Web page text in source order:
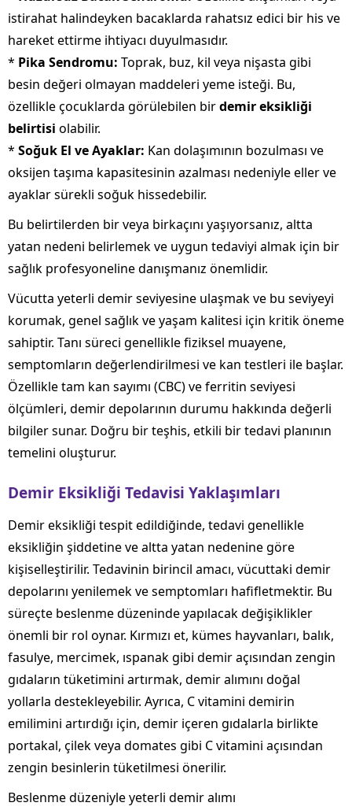
istirahat halindeyken bacaklarda rahatsız edici bir his ve
hareket ettirme ihtiyacı duyulmasıdır.
* Pika Sendromu: Toprak, buz, kil veya nişasta gibi
besin değeri olmayan maddeleri yeme isteği. Bu,
özellikle çocuklarda görülebilen birdemir eksikliği
belirtisi olabilir.
* Soğuk El ve Ayaklar: Kan dolaşımının bozulması ve
oksijen taşıma kapasitesinin azalması nedeniyle eller ve
ayaklar sürekli soğuk hissedebilir.
Bu belirtilerden bir veya birkaçını yaşıyorsanız, altta
yatan nedeni belirlemek ve uygun tedaviyi almak için bir
sağlık profesyoneline danışmanız önemlidir.
Vücutta yeterli demir seviyesine ulaşmak ve bu seviyeyi
korumak, genel sağlık ve yaşam kalitesi için kritik öneme
sahiptir. Tanı süreci genellikle fiziksel muayene,
semptomların değerlendirilmesi ve kan testleri ile başlar.
Özellikle tam kan sayımı (CBC) ve ferritin seviyesi
ölçümleri, demir depolarının durumu hakkında değerli
bilgiler sunar. Doğru bir teşhis, etkili bir tedavi planının
temelini oluşturur.
Demir Eksikliği Tedavisi Yaklaşımları
Demir eksikliği tespit edildiğinde, tedavi genellikle
eksikliğin şiddetine ve altta yatan nedenine göre
kişiselleştirilir. Tedavinin birincil amacı, vücuttaki demir
depolarını yenilemek ve semptomları hafifletmektir. Bu
süreçte beslenme düzeninde yapılacak değişiklikler
önemli bir rol oynar. Kırmızı et, kümes hayvanları, balık,
fasulye, mercimek, ıspanak gibi demir açısından zengin
gıdaların tüketimini artırmak, demir alımını doğal
yollarla destekleyebilir. Ayrıca, C vitamini demirin
emilimini artırdığı için, demir içeren gıdalarla birlikte
portakal, çilek veya domates gibi C vitamini açısından
zengin besinlerin tüketilmesi önerilir.
Beslenme düzeniyle yeterli demir alımı